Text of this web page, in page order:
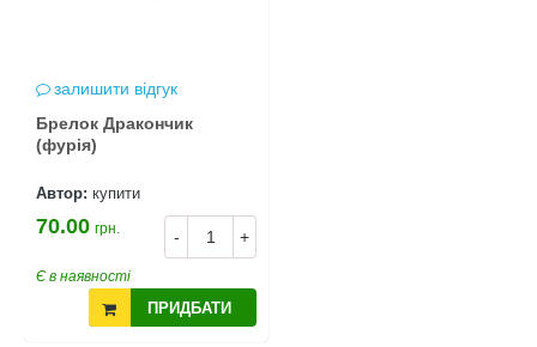
залишити відгук
Брелок Дракончик
(фурія)
Автор: купити
- +
70.00 грн.
Є в наявності
ПРИДБАТИ